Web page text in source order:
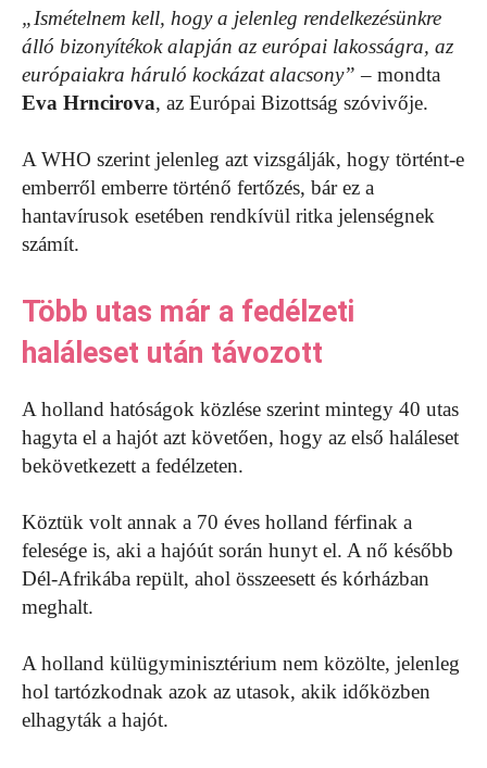
„Ismételnem kell, hogy a jelenleg rendelkezésünkre
álló bizonyítékok alapján az európai lakosságra, az
európaiakra háruló kockázat alacsony” – mondta
Eva Hrncirova, az Európai Bizottság szóvivője.
A WHO szerint jelenleg azt vizsgálják, hogy történt-e
emberről emberre történő fertőzés, bár ez a
hantavírusok esetében rendkívül ritka jelenségnek
számít.
Több utas már a fedélzeti
haláleset után távozott
A holland hatóságok közlése szerint mintegy 40 utas
hagyta el a hajót azt követően, hogy az első haláleset
bekövetkezett a fedélzeten.
Köztük volt annak a 70 éves holland férfinak a
felesége is, aki a hajóút során hunyt el. A nő később
Dél-Afrikába repült, ahol összeesett és kórházban
meghalt.
A holland külügyminisztérium nem közölte, jelenleg
hol tartózkodnak azok az utasok, akik időközben
elhagyták a hajót.